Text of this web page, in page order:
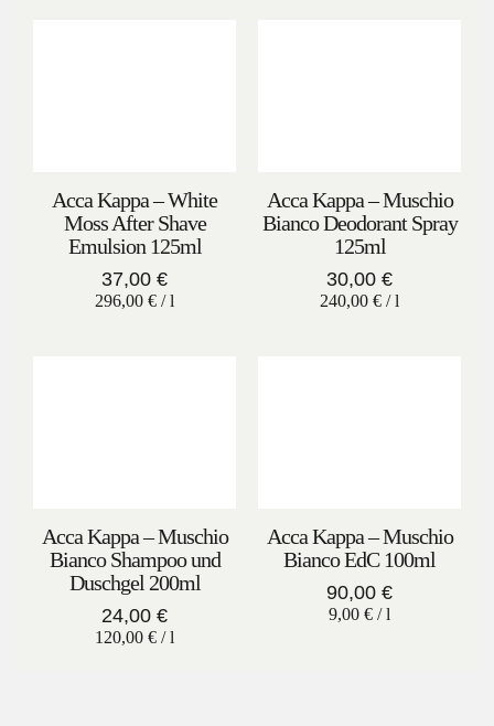
Acca Kappa – White
Moss After Shave
Emulsion 125ml
37,00 €
296,00 € /l
Acca Kappa – Muschio
Bianco Deodorant Spray
125ml
30,00 €
240,00 € /l
Acca Kappa – Muschio
Bianco Shampoo und
Duschgel 200ml
24,00 €
120,00 € /l
Acca Kappa – Muschio
Bianco EdC 100ml
90,00 €
9,00 € /l